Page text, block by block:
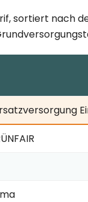
sortiert nach
3.500 kWh